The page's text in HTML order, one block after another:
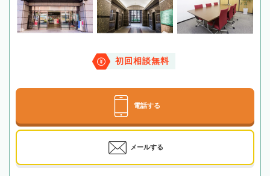
初回相談無料
電話する
メールする